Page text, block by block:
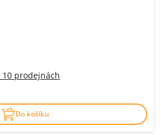
10 prodejnách
Do košíku